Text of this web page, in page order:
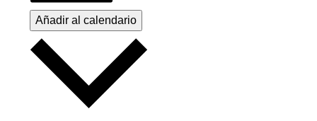
Añadir al calendario